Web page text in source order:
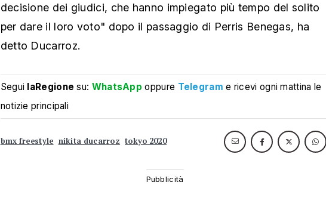
decisione dei giudici, che hanno impiegato più tempo del solito
per dare il loro voto" dopo il passaggio di Perris Benegas, ha
detto Ducarroz.
Segui laRegione su: WhatsApp oppure Telegram e ricevi ogni mattina le
notizie principali
bmx freestyle nikita ducarroz tokyo 2020